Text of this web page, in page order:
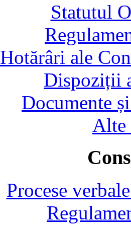
Statutul
Hotărâri ale
Dispoziții
Documente
Alte
Procese